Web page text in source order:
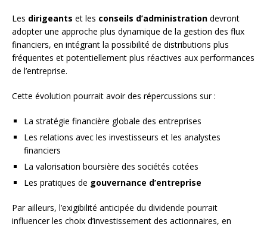
Les dirigeants et les conseils d’administration devront
adopter une approche plus dynamique de la gestion des flux
financiers, en intégrant la possibilité de distributions plus
fréquentes et potentiellement plus réactives aux performances
de l’entreprise.
Cette évolution pourrait avoir des répercussions sur :
La stratégie financière globale des entreprises
Les relations avec les investisseurs et les analystes
financiers
La valorisation boursière des sociétés cotées
Les pratiques de gouvernance d’entreprise
Par ailleurs, l’exigibilité anticipée du dividende pourrait
influencer les choix d’investissement des actionnaires, en